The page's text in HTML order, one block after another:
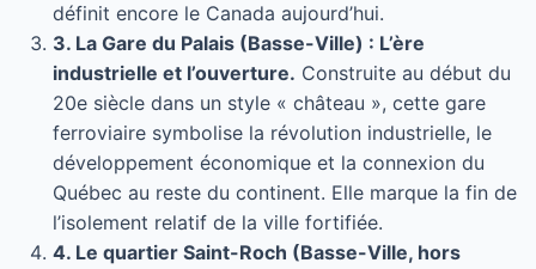
définit encore le Canada aujourd’hui.
3. La Gare du Palais (Basse-Ville) : L’ère
industrielle et l’ouverture. Construite au début du
20e siècle dans un style « château », cette gare
ferroviaire symbolise la révolution industrielle, le
développement économique et la connexion du
Québec au reste du continent. Elle marque la fin de
l’isolement relatif de la ville fortifiée.
4. Le quartier Saint-Roch (Basse-Ville, hors